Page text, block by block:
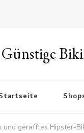
Günstige
und gerafftes Hipster-